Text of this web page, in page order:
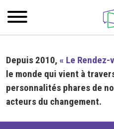
Depuis 2010, « Le Rendez-
le monde qui vient à
personnalités phares de
acteurs du changement.